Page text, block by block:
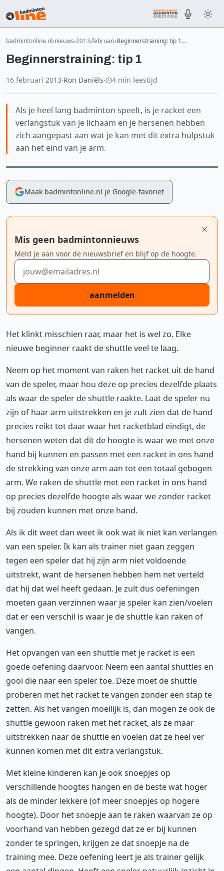
badmintonline.nl nieuws 2013 februari Beginnerstraining: tip 1…
Beginnerstraining: tip 1
16 februari 2013·Ron Daniëls· 4 min leestijd
Als je heel lang badminton speelt, is je racket een
verlangstuk van je lichaam en je hersenen hebben
zich aangepast aan wat je kan met dit extra hulpstuk
aan het eind van je arm.
Maak badmintonline.nl je Google-favoriet
Mis geen badmintonnieuws
Meld je aan voor de nieuwsbrief en blijf op de hoogte.
E-mailadres
aanmelden
Het klinkt misschien raar, maar het is wel zo. Elke
nieuwe beginner raakt de shuttle veel te laag.
Neem op het moment van raken het racket uit de hand
van de speler, maar hou deze op precies dezelfde plaats
als waar de speler de shuttle raakte. Laat de speler nu
zijn of haar arm uitstrekken en je zult zien dat de hand
precies reikt tot daar waar het racketblad eindigt, de
hersenen weten dat dit de hoogte is waar we met onze
hand bij kunnen en passen met een racket in ons hand
de strekking van onze arm aan tot een totaal gebogen
arm. We raken de shuttle met een racket in ons hand
op precies dezelfde hoogte als waar we zonder racket
bij zouden kunnen met onze hand.
Als ik dit weet dan weet ik ook wat ik niet kan verlangen
van een speler. Ik kan als trainer niet gaan zeggen
tegen een speler dat hij zijn arm niet voldoende
uitstrekt, want de hersenen hebben hem net verteld
dat hij dat wel heeft gedaan. Je zult dus oefeningen
moeten gaan verzinnen waar je speler kan zien/voelen
dat er een verschil is waar je de shuttle kan raken of
vangen.
Het opvangen van een shuttle met je racket is een
goede oefening daarvoor. Neem een aantal shuttles en
gooi die naar een speler toe. Deze moet de shuttle
proberen met het racket te vangen zonder een stap te
zetten. Als het vangen moeilijk is, dan mogen ze ook de
shuttle gewoon raken met het racket, als ze maar
uitstrekken naar de shuttle en voelen dat ze heel ver
kunnen komen met dit extra verlangstuk.
Met kleine kinderen kan je ook snoepjes op
verschillende hoogtes hangen en de beste wat hoger
als de minder lekkere (of meer snoepjes op hogere
hoogte). Door het snoepje aan te raken waarvan ze op
voorhand van hebben gezegd dat ze er bij kunnen
zonder te springen, krijgen ze dat snoepje na de
training mee. Deze oefening leert je als trainer gelijk